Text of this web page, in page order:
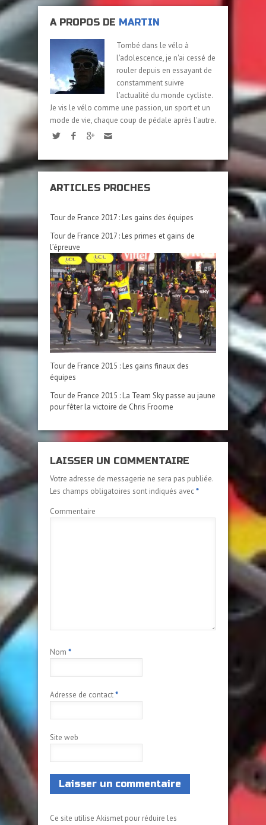
A PROPOS DE MARTIN
Tombé dans le vélo à
l'adolescence, je n'ai cessé de
rouler depuis en essayant de
constamment suivre
l'actualité du monde cycliste.
Je vis le vélo comme une passion, un sport et un
mode de vie, chaque coup de pédale après l'autre.
ARTICLES PROCHES
Tour de France 2017 : Les gains des équipes
Tour de France 2017 : Les primes et gains de
l’épreuve
Tour de France 2015 : Les gains finaux des
équipes
Tour de France 2015 : La Team Sky passe au jaune
pour fêter la victoire de Chris Froome
LAISSER UN COMMENTAIRE
Votre adresse de messagerie ne sera pas publiée.
Les champs obligatoires sont indiqués avec*
Commentaire
Nom *
Adresse de contact*
Site web
Ce site utilise Akismet pour réduire les